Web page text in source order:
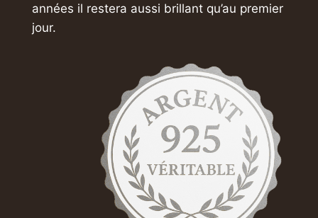
années il restera aussi brillant qu’au premier
jour.